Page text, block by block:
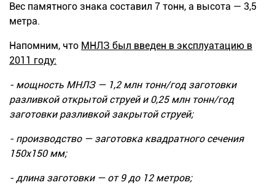
Вес памятного знака составил 7 тонн, а высота — 3,5
метра.
Напомним, что МНЛЗ был введен в эксплуатацию в
2011 году:
- мощность МНЛЗ — 1,2 млн тонн/год заготовки
разливкой открытой струей и 0,25 млн тонн/год
заготовки разливкой закрытой струей;
- производство — заготовка квадратного сечения
150х150 мм;
- длина заготовки — от 9 до 12 метров;